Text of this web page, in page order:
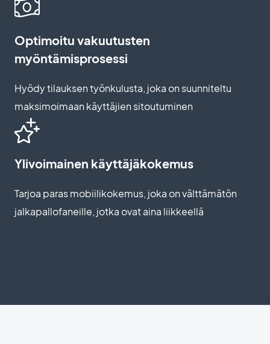
Optimoitu vakuutusten
myöntämisprosessi
Hyödy tilauksen työnkulusta, joka on suunniteltu
maksimoimaan käyttäjien sitoutuminen
Ylivoimainen käyttäjäkokemus
Tarjoa paras mobiilikokemus, joka on välttämätön
jalkapallofaneille, jotka ovat aina liikkeellä